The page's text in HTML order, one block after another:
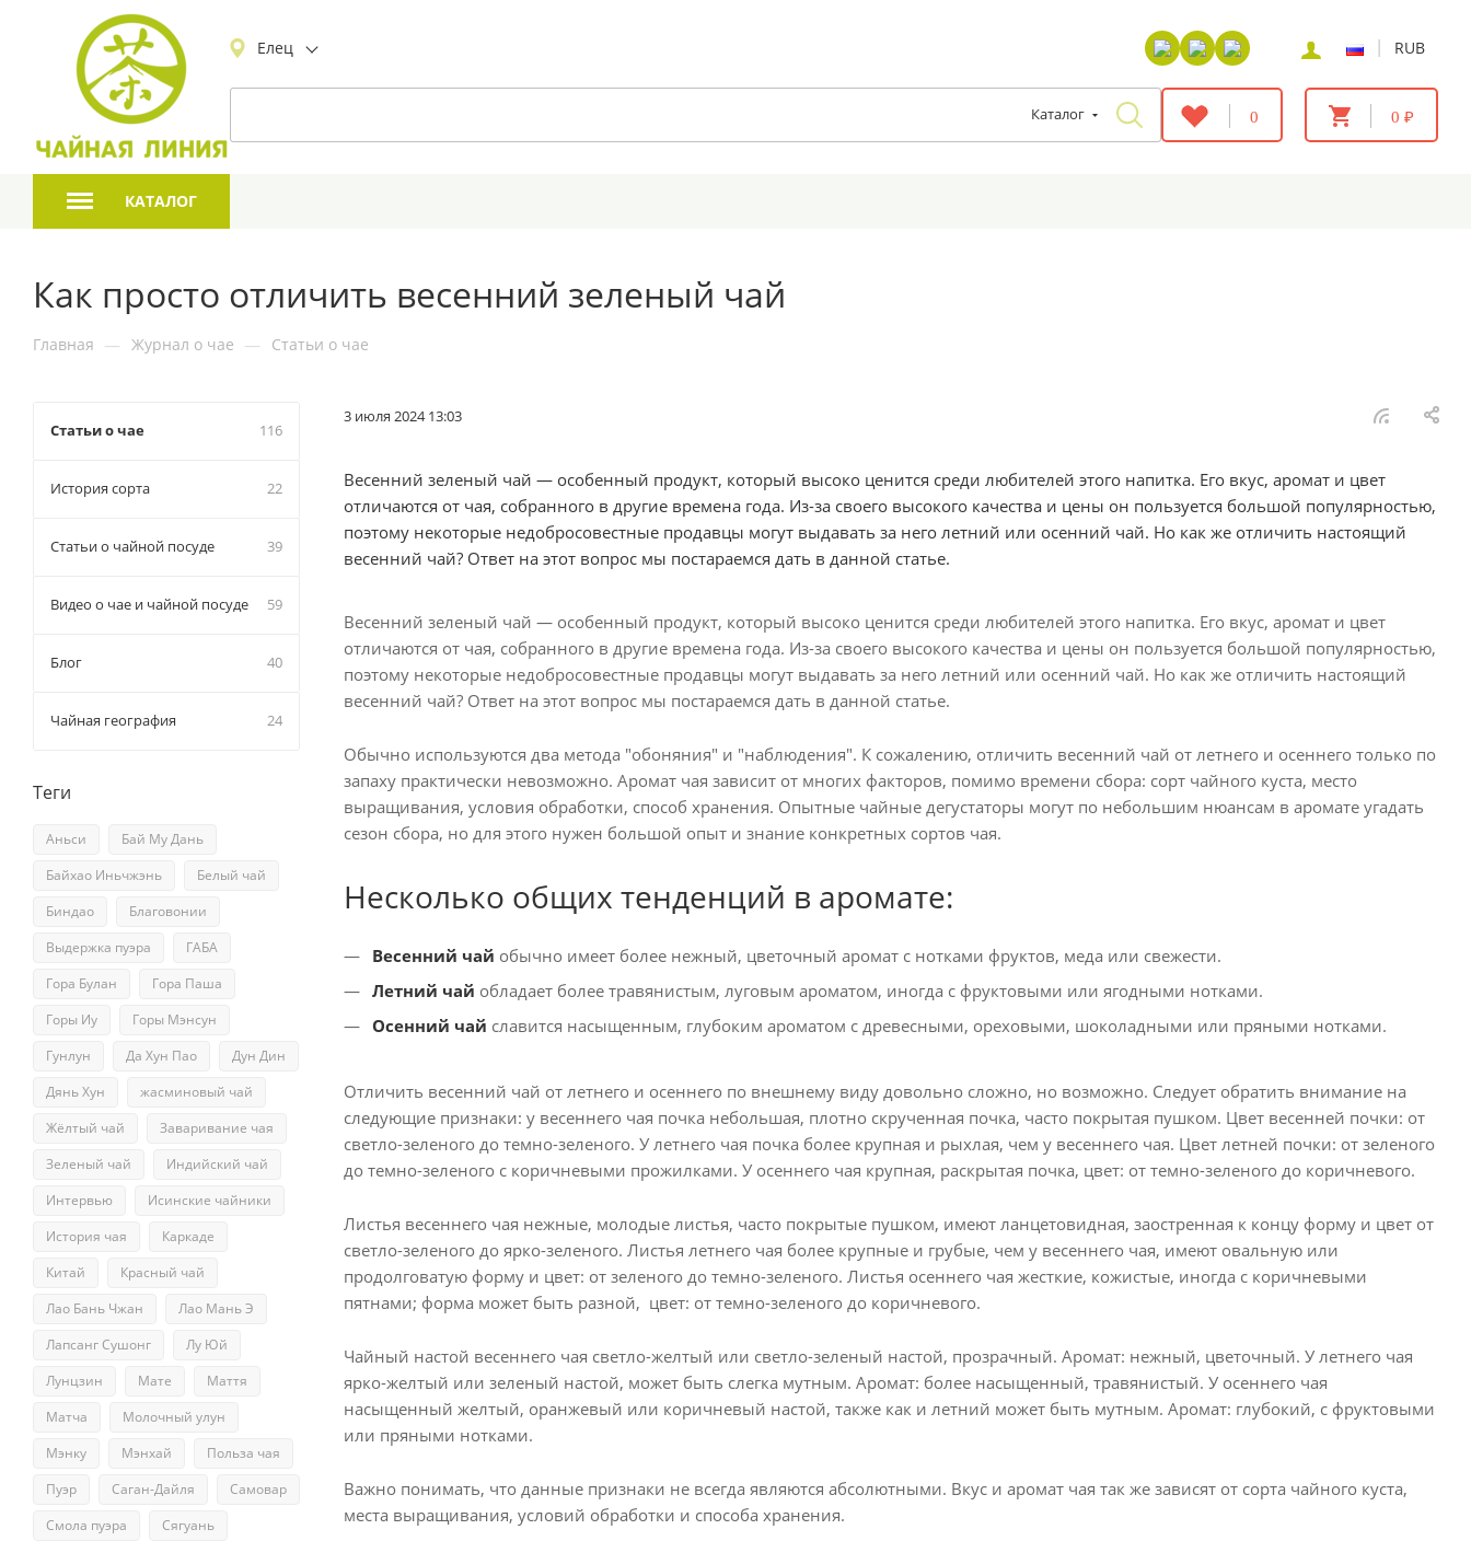
Елец | RUB
Каталог 0 0 ₽
КАТАЛОГ
Как просто отличить весенний зеленый чай
Главная — Журнал о чае — Статьи о чае
3 июля 2024 13:03
Весенний зеленый чай — особенный продукт, который высоко ценится среди любителей этого напитка. Его вкус, аромат и цвет
отличаются от чая, собранного в другие времена года. Из-за своего высокого качества и цены он пользуется большой популярностью,
поэтому некоторые недобросовестные продавцы могут выдавать за него летний или осенний чай. Но как же отличить настоящий
весенний чай? Ответ на этот вопрос мы постараемся дать в данной статье.
Весенний зеленый чай — особенный продукт, который высоко ценится среди любителей этого напитка. Его вкус, аромат и цвет
отличаются от чая, собранного в другие времена года. Из-за своего высокого качества и цены он пользуется большой популярностью,
поэтому некоторые недобросовестные продавцы могут выдавать за него летний или осенний чай. Но как же отличить настоящий
весенний чай? Ответ на этот вопрос мы постараемся дать в данной статье.
Обычно используются два метода "обоняния" и "наблюдения". К сожалению, отличить весенний чай от летнего и осеннего только по
запаху практически невозможно. Аромат чая зависит от многих факторов, помимо времени сбора: сорт чайного куста, место
выращивания, условия обработки, способ хранения. Опытные чайные дегустаторы могут по небольшим нюансам в аромате угадать
сезон сбора, но для этого нужен большой опыт и знание конкретных сортов чая.
Несколько общих тенденций в аромате:
Весенний чай обычно имеет более нежный, цветочный аромат с нотками фруктов, меда или свежести.
Летний чай обладает более травянистым, луговым ароматом, иногда с фруктовыми или ягодными нотками.
Осенний чай славится насыщенным, глубоким ароматом с древесными, ореховыми, шоколадными или пряными нотками.
Отличить весенний чай от летнего и осеннего по внешнему виду довольно сложно, но возможно. Следует обратить внимание на
следующие признаки: у весеннего чая почка небольшая, плотно скрученная почка, часто покрытая пушком. Цвет весенней почки: от
светло-зеленого до темно-зеленого. У летнего чая почка более крупная и рыхлая, чем у весеннего чая. Цвет летней почки: от зеленого
до темно-зеленого с коричневыми прожилками. У осеннего чая крупная, раскрытая почка, цвет: от темно-зеленого до коричневого.
Листья весеннего чая нежные, молодые листья, часто покрытые пушком, имеют ланцетовидная, заостренная к концу форму и цвет от
светло-зеленого до ярко-зеленого. Листья летнего чая более крупные и грубые, чем у весеннего чая, имеют овальную или
продолговатую форму и цвет: от зеленого до темно-зеленого. Листья осеннего чая жесткие, кожистые, иногда с коричневыми
пятнами; форма может быть разной, цвет: от темно-зеленого до коричневого.
Чайный настой весеннего чая светло-желтый или светло-зеленый настой, прозрачный. Аромат: нежный, цветочный. У летнего чая
ярко-желтый или зеленый настой, может быть слегка мутным. Аромат: более насыщенный, травянистый. У осеннего чая
насыщенный желтый, оранжевый или коричневый настой, также как и летний может быть мутным. Аромат: глубокий, с фруктовыми
или пряными нотками.
Важно понимать, что данные признаки не всегда являются абсолютными. Вкус и аромат чая так же зависят от сорта чайного куста,
места выращивания, условий обработки и способа хранения.
Статьи о чае 116
История сорта 22
Статьи о чайной посуде 39
Видео о чае и чайной посуде 59
Блог 40
Чайная география 24
Теги
Аньси
Бай Му Дань
Байхао Иньчжэнь
Белый чай
Биндао
Благовонии
Выдержка пуэра
ГАБА
Гора Булан
Гора Паша
Горы Иу
Горы Мэнсун
Гунлун
Да Хун Пао
Дун Дин
Дянь Хун
жасминовый чай
Жёлтый чай
Заваривание чая
Зеленый чай
Индийский чай
Интервью
Исинские чайники
История чая
Каркаде
Китай
Красный чай
Лао Бань Чжан
Лао Мань Э
Лапсанг Сушонг
Лу Юй
Лунцзин
Мате
Маття
Матча
Молочный улун
Мэнку
Мэнхай
Польза чая
Пуэр
Саган-Дайля
Самовар
Смола пуэра
Сягуань